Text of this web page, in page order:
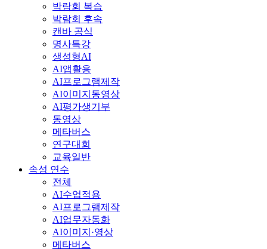
박람회 복습
박람회 후속
캔바 공식
명사특강
생성형AI
AI앱활용
AI프로그램제작
AI이미지동영상
AI평가생기부
동영상
메타버스
연구대회
교육일반
속성 연수
전체
AI수업적용
AI프로그램제작
AI업무자동화
AI이미지·영상
메타버스